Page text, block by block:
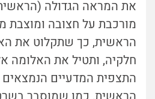
את המראה הגדולה
מורכבת על חצובה ומוצבת
הראשית, כך שתקלוט את
חלקיה, ותטיל את האלומה
התצפית המדעיים